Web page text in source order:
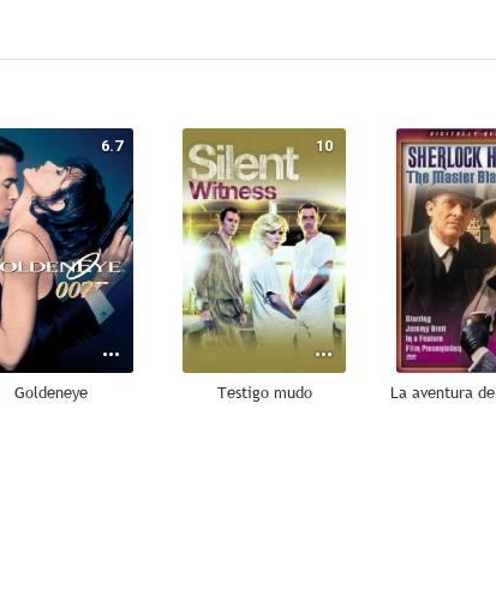
6.7
Goldeneye
10
Testigo mudo